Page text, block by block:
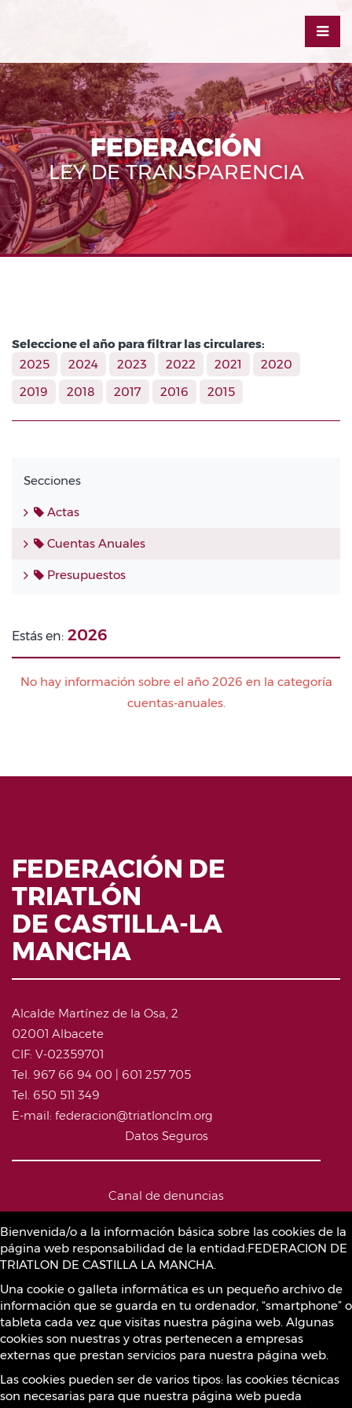
Bienvenida/o a la información básica sobre las cookies de la
página web responsabilidad de la entidad:FEDERACION DE
TRIATLON DE CASTILLA LA MANCHA.
Una cookie o galleta informática es un pequeño archivo de
información que se guarda en tu ordenador, “smartphone” o
tableta cada vez que visitas nuestra página web. Algunas
cookies son nuestras y otras pertenecen a empresas
externas que prestan servicios para nuestra página web.
Las cookies pueden ser de varios tipos: las cookies técnicas
son necesarias para que nuestra página web pueda
FEDERACIÓN
LEY DE TRANSPARENCIA
Seleccione el año para filtrar las circulares:
2025
2024 2023 2022 2021
2020
2019
2018 2017 2016 2015
Secciones
Actas
Cuentas Anuales
Presupuestos
Estás en: 2026
No hay información sobre el año 2026 en la categoría
cuentas-anuales.
FEDERACIÓN DE
TRIATLÓN
DE CASTILLA-LA
MANCHA
Alcalde Martínez de la Osa, 2
02001 Albacete
CIF: V-02359701
Tel. 967 66 94 00 | 601 257 705
Tel. 650 511 349
E-mail: federacion@triatlonclm.org
Datos Seguros
Canal de denuncias
Política de Cookies
Sustancias prohibidas
Contacto